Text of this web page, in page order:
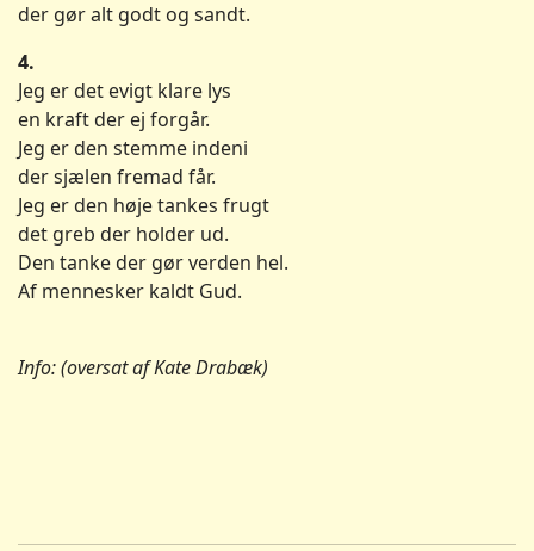
der gør alt godt og sandt.
4.
Jeg er det evigt klare lys
en kraft der ej forgår.
Jeg er den stemme indeni
der sjælen fremad får.
Jeg er den høje tankes frugt
det greb der holder ud.
Den tanke der gør verden hel.
Af mennesker kaldt Gud.
Info: (oversat af Kate Drabæk)